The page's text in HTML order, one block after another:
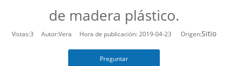
de madera plástico.
Vistas:3 Autor:Vera Hora de publicación: 2019-04-23 Origen:Sitio
Preguntar